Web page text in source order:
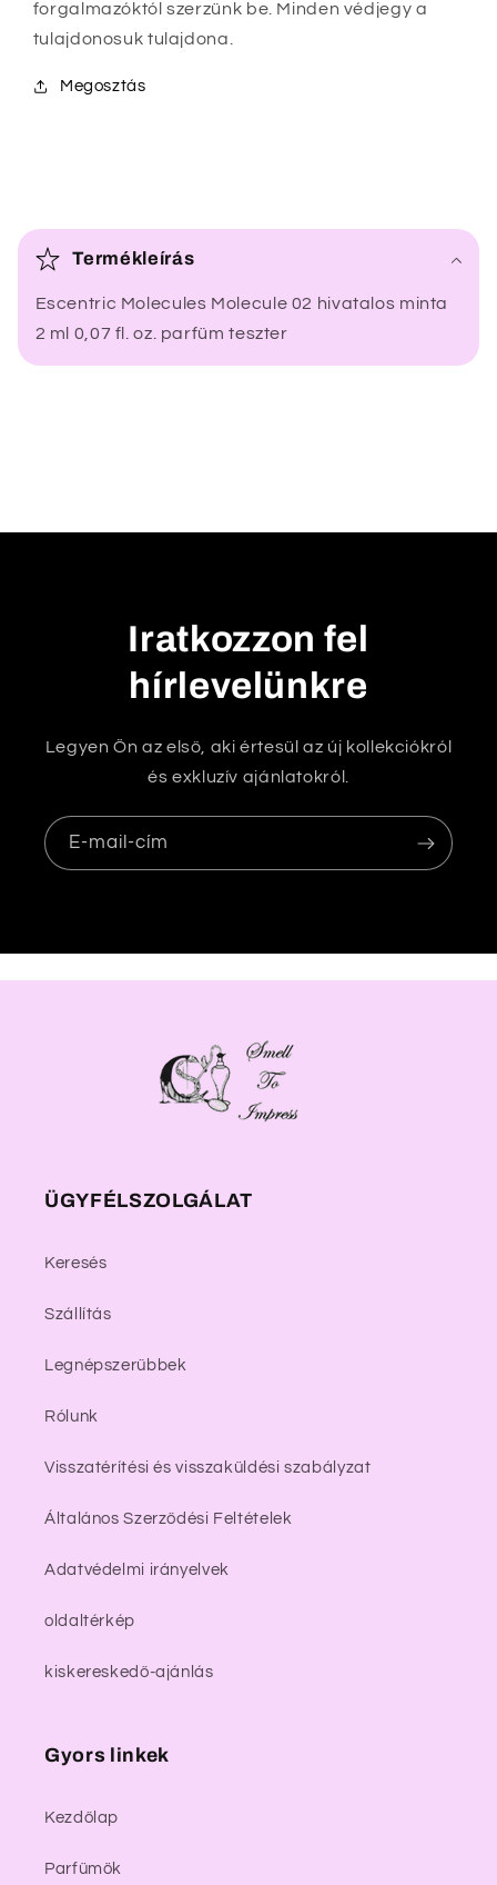
forgalmazóktól szerzünk be. Minden védjegy a
tulajdonosuk tulajdona.
Megosztás
s
c
a
Termékleírás
Escentric Molecules Molecule 02 hivatalos minta
2 ml 0,07 fl. oz. parfüm teszter
Iratkozzon fel
hírlevelünkre
Legyen Ön az első, aki értesül az új kollekciókról
és exkluzív ajánlatokról.
E-mail-cím
ÜGYFÉLSZOLGÁLAT
Keresés
Szállítás
Legnépszerűbbek
Rólunk
Visszatérítési és visszaküldési szabályzat
Általános Szerződési Feltételek
Adatvédelmi irányelvek
oldaltérkép
kiskereskedő-ajánlás
Gyors linkek
Kezdőlap
Parfümök